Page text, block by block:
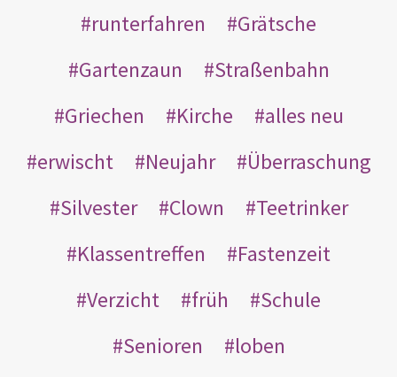
runterfahren
Grätsche
Gartenzaun
Straßenbahn
Griechen
Kirche
alles neu
erwischt
Neujahr
Überraschung
Silvester
Clown
Teetrinker
Klassentreffen
Fastenzeit
Verzicht
früh
Schule
Senioren
loben